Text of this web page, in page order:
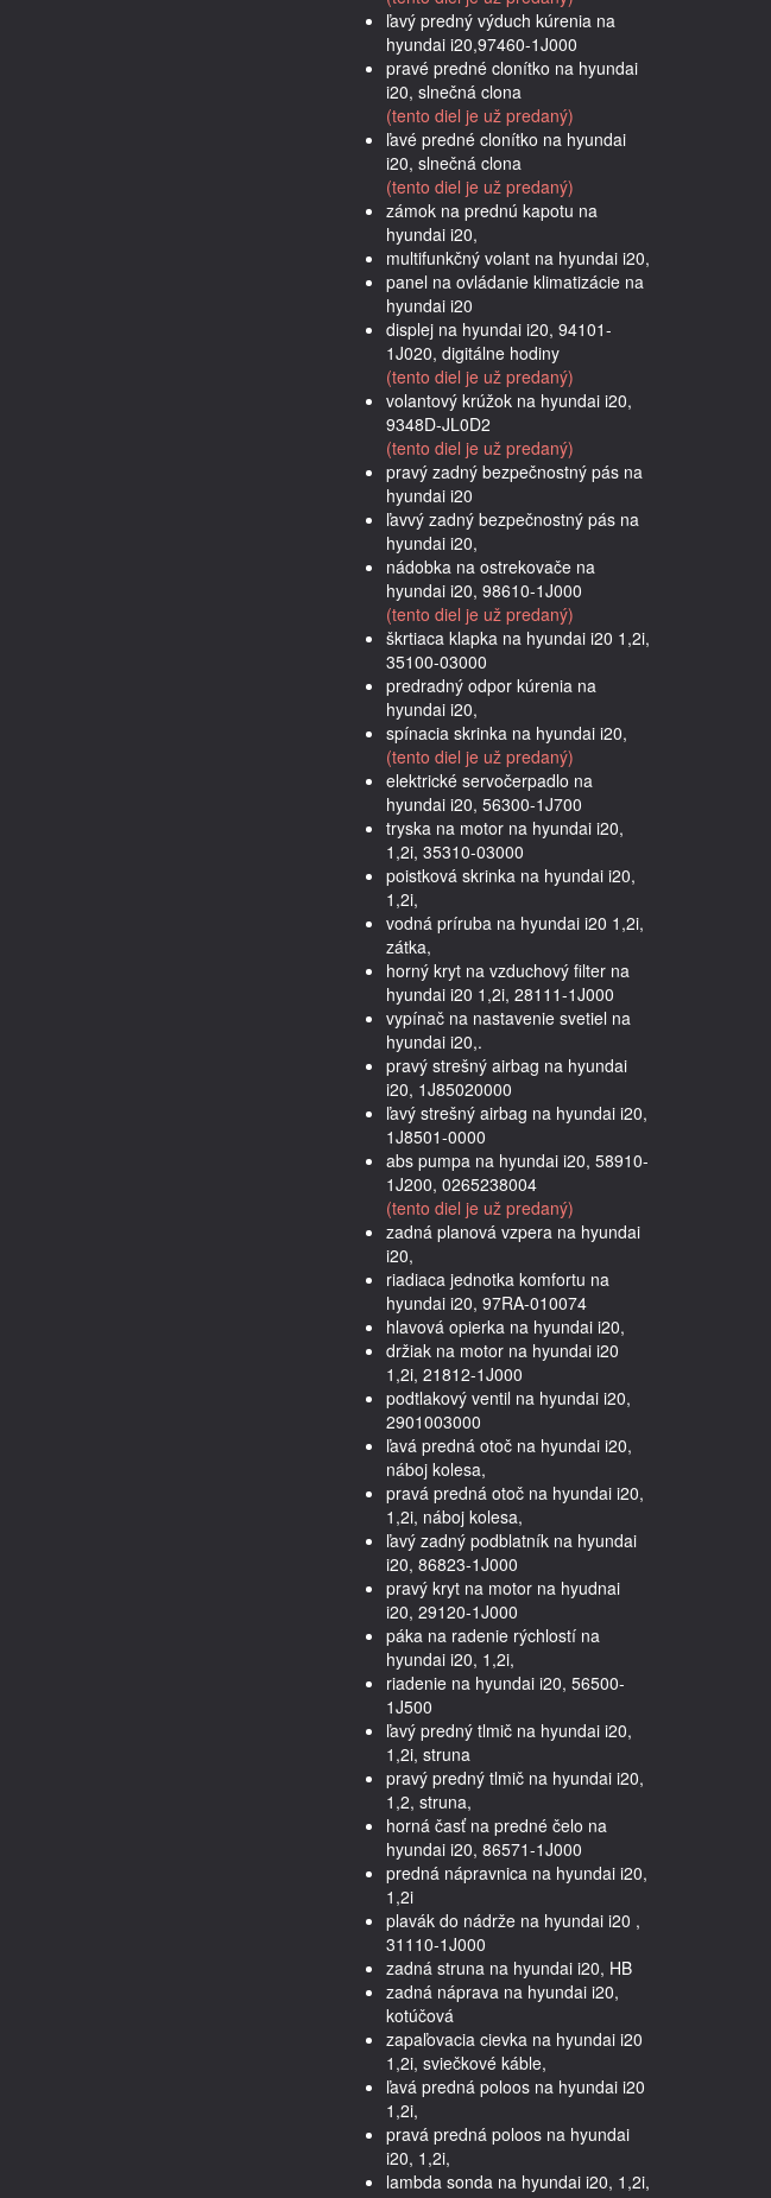
ľavý predný výduch kúrenia na
hyundai i20,97460-1J000
pravé predné clonítko na hyundai
i20, slnečná clona
(tento diel je už predaný)
ľavé predné clonítko na hyundai
i20, slnečná clona
(tento diel je už predaný)
zámok na prednú kapotu na
hyundai i20,
multifunkčný volant na hyundai i20,
panel na ovládanie klimatizácie na
hyundai i20
displej na hyundai i20, 94101-
1J020, digitálne hodiny
(tento diel je už predaný)
volantový krúžok na hyundai i20,
9348D-JL0D2
(tento diel je už predaný)
pravý zadný bezpečnostný pás na
hyundai i20
ľavvý zadný bezpečnostný pás na
hyundai i20,
nádobka na ostrekovače na
hyundai i20, 98610-1J000
(tento diel je už predaný)
škrtiaca klapka na hyundai i20 1,2i,
35100-03000
predradný odpor kúrenia na
hyundai i20,
spínacia skrinka na hyundai i20,
(tento diel je už predaný)
elektrické servočerpadlo na
hyundai i20, 56300-1J700
tryska na motor na hyundai i20,
1,2i, 35310-03000
poistková skrinka na hyundai i20,
1,2i,
vodná príruba na hyundai i20 1,2i,
zátka,
horný kryt na vzduchový filter na
hyundai i20 1,2i, 28111-1J000
vypínač na nastavenie svetiel na
hyundai i20,.
pravý strešný airbag na hyundai
i20, 1J85020000
ľavý strešný airbag na hyundai i20,
1J8501-0000
abs pumpa na hyundai i20, 58910-
1J200, 0265238004
(tento diel je už predaný)
zadná planová vzpera na hyundai
i20,
riadiaca jednotka komfortu na
hyundai i20, 97RA-010074
hlavová opierka na hyundai i20,
držiak na motor na hyundai i20
1,2i, 21812-1J000
podtlakový ventil na hyundai i20,
2901003000
ľavá predná otoč na hyundai i20,
náboj kolesa,
pravá predná otoč na hyundai i20,
1,2i, náboj kolesa,
ľavý zadný podblatník na hyundai
i20, 86823-1J000
pravý kryt na motor na hyudnai
i20, 29120-1J000
páka na radenie rýchlostí na
hyundai i20, 1,2i,
riadenie na hyundai i20, 56500-
1J500
ľavý predný tlmič na hyundai i20,
1,2i, struna
pravý predný tlmič na hyundai i20,
1,2, struna,
horná časť na predné čelo na
hyundai i20, 86571-1J000
predná nápravnica na hyundai i20,
1,2i
plavák do nádrže na hyundai i20 ,
31110-1J000
zadná struna na hyundai i20, HB
zadná náprava na hyundai i20,
kotúčová
zapaľovacia cievka na hyundai i20
1,2i, sviečkové káble,
ľavá predná poloos na hyundai i20
1,2i,
pravá predná poloos na hyundai
i20, 1,2i,
lambda sonda na hyundai i20, 1,2i,